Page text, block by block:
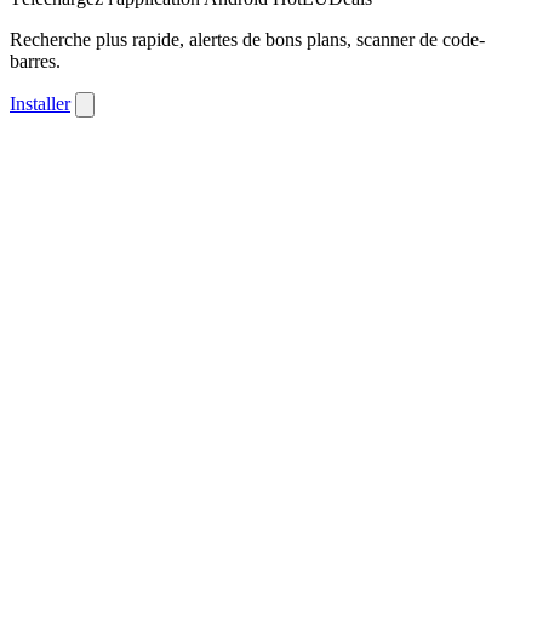
Recherche plus rapide, alertes de bons plans, scanner de code-
barres.
Installer